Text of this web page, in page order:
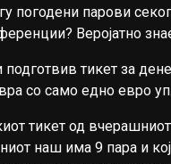
погодени парови
Веројатно
подготвив тикет за
со само едно евро
тикет од
наш има 9 пара и